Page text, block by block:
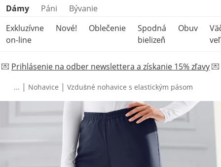
Preskočiť kategórie produktov
Dámy Páni
Bývanie
Exkluzívne
on-line
Nové! Oblečenie
Spodná
bielizeň
Obuv
💌 Prihlásenie na odber newslettera a získanie 15% zľavy💌
... | Nohavice | Vzdušné nohavice s elastickým pásom